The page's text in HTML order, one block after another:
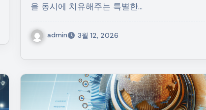
을 동시에 치유해주는 특별한…
admin 3월 12, 2026